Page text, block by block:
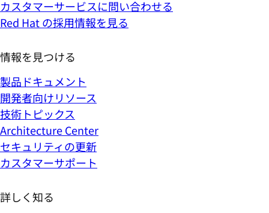
カスタマーサービスに問い合わせる
Red Hat の採用情報を見る
情報を見つける
製品ドキュメント
開発者向けリソース
技術トピックス
Architecture Center
セキュリティの更新
カスタマーサポート
詳しく知る